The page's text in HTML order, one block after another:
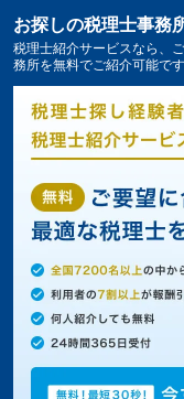
金融業界に強い
の一覧3件掲載中
お探しの税理士事務
税理士紹介サービスなら、
務所を無料でご紹介可能です